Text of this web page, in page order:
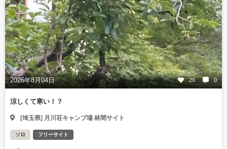
2026年8月04日 20 0
涼しくて寒い！？
[埼玉県] 月川荘キャンプ場 林間サイト
ソロ フリーサイト